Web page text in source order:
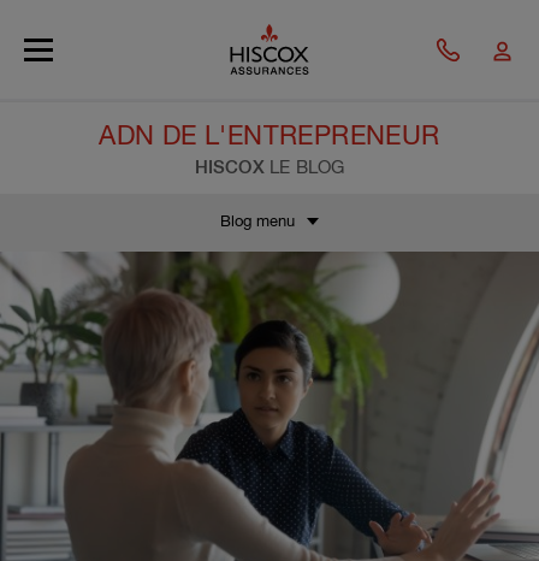
ADN DE L'ENTREPRENEUR
HISCOX LE BLOG
Blog menu